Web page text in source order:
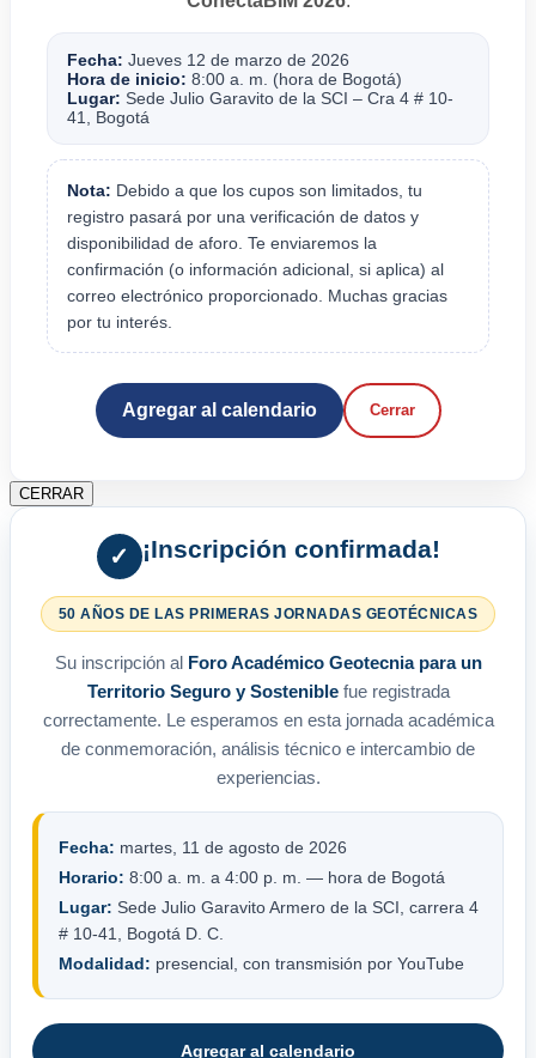
Fecha: Jueves 12 de marzo de 2026
Hora de inicio: 8:00 a. m. (hora de Bogotá)
Lugar: Sede Julio Garavito de la SCI – Cra 4 # 10-
41, Bogotá
Nota: Debido a que los cupos son limitados, tu
registro pasará por una verificación de datos y
disponibilidad de aforo. Te enviaremos la
confirmación (o información adicional, si aplica) al
correo electrónico proporcionado. Muchas gracias
por tu interés.
Agregar al calendario Cerrar
CERRAR
✓ ¡Inscripción confirmada!
50 AÑOS DE LAS PRIMERAS JORNADAS GEOTÉCNICAS
Su inscripción al Foro Académico Geotecnia para un
Territorio Seguro y Sosteniblefue registrada
correctamente. Le esperamos en esta jornada académica
de conmemoración, análisis técnico e intercambio de
experiencias.
Fecha: martes, 11 de agosto de 2026
Horario: 8:00 a. m. a 4:00 p. m. — hora de Bogotá
Lugar: Sede Julio Garavito Armero de la SCI, carrera 4
# 10-41, Bogotá D. C.
Modalidad: presencial, con transmisión por YouTube
Agregar al calendario